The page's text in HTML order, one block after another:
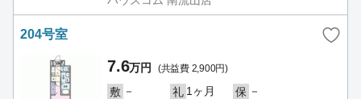
204号室
7.6万円 (共益費 2,900円)
敷 － 礼 1ヶ月 保 －